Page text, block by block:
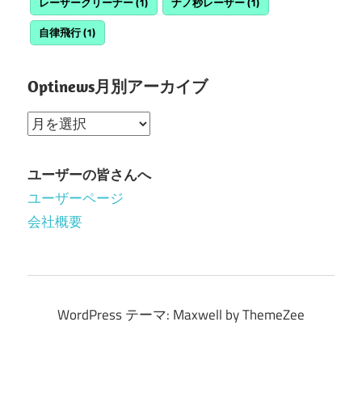
自律飛行(1)
Optinews月別アーカイブ
Optinews
別
ア
ー
ユーザーの皆さんへ
ユーザーページ
会社概要
WordPress テーマ: Maxwell by ThemeZee